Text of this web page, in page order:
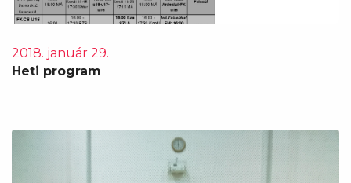
2018. január 29.
Heti program